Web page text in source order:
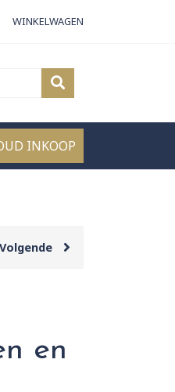
WINKELWAGEN
INKOOP
Volgende
en